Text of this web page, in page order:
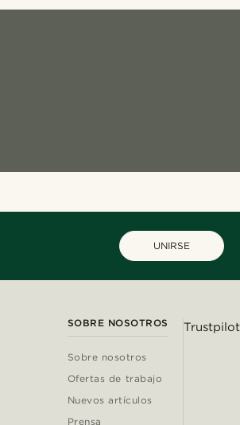
UNIRSE
SOBRE NOSOTROS
Sobre nosotros
Ofertas de trabajo
Nuevos artículos
Prensa
Trustpilot